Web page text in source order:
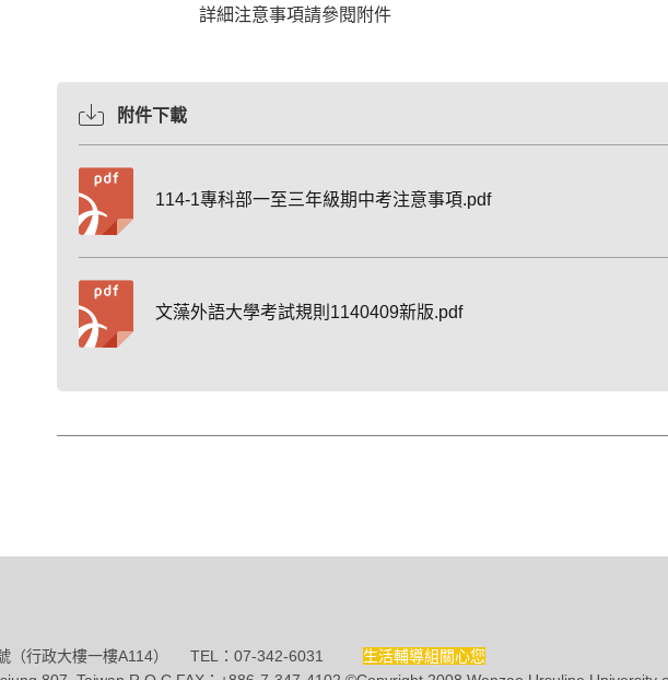
詳細注意事項請參閱附件
附件下載
114-1專科部一至三年級期中考注意事項.pdf
文藻外語大學考試規則1140409新版.pdf
號（行政大樓一樓A114） TEL：07-342-6031 生活輔導組關心您